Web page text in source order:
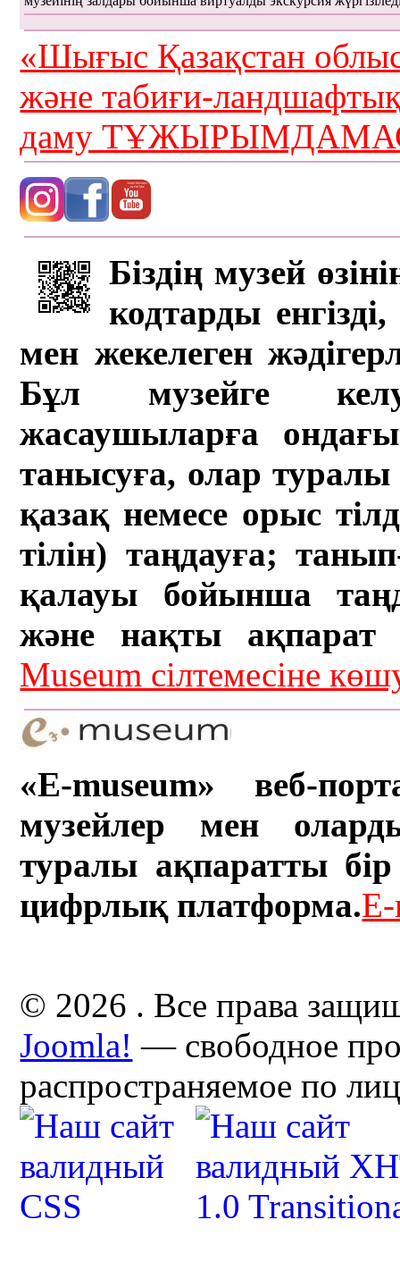
«Шығыс Қазақстан
және табиғи-
даму
Біздің музей
кодтарды
мен жекелеген
Бұл музейге
жасаушыларға
танысуға, олар туралы
қазақ немесе орыс
тілін) таңдауға;
қалауы бойынша
және нақты ақпарат
Museum сілтемесіне
«E-museum» веб-
музейлер мен
туралы ақпаратты бір
цифрлық платформа.
© 2026 . Все права
Joomla! — свободное
распространяемое по